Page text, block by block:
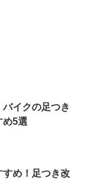
イクの足つき
め5選
め！足つき改